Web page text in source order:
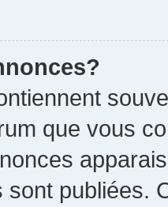
que vous
sont publiées.